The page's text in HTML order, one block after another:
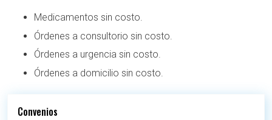
Medicamentos sin costo.
Órdenes a consultorio sin costo.
Órdenes a urgencia sin costo.
Órdenes a domicilio sin costo.
Convenios